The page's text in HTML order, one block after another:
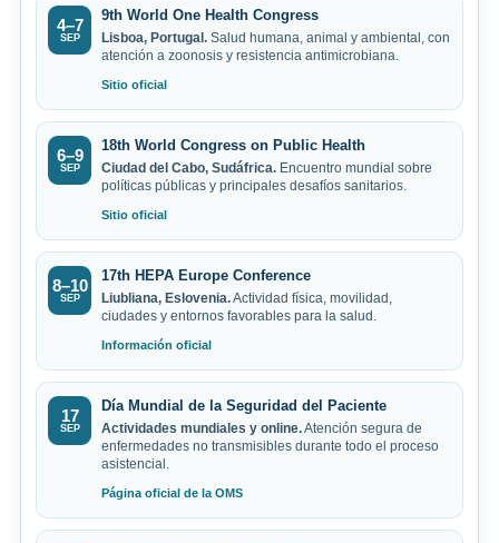
4–7
SEP
9th World One Health Congress
Lisboa, Portugal. Salud humana, animal y ambiental, con
atención a zoonosis y resistencia antimicrobiana.
Sitio oficial
6–9
SEP
18th World Congress on Public Health
Ciudad del Cabo, Sudáfrica. Encuentro mundial sobre
políticas públicas y principales desafíos sanitarios.
Sitio oficial
8–10
SEP
17th HEPA Europe Conference
Liubliana, Eslovenia.Actividad física, movilidad,
ciudades y entornos favorables para la salud.
Información oficial
17
SEP
Día Mundial de la Seguridad del Paciente
Actividades mundiales y online.Atención segura de
enfermedades no transmisibles durante todo el proceso
asistencial.
Página oficial de la OMS